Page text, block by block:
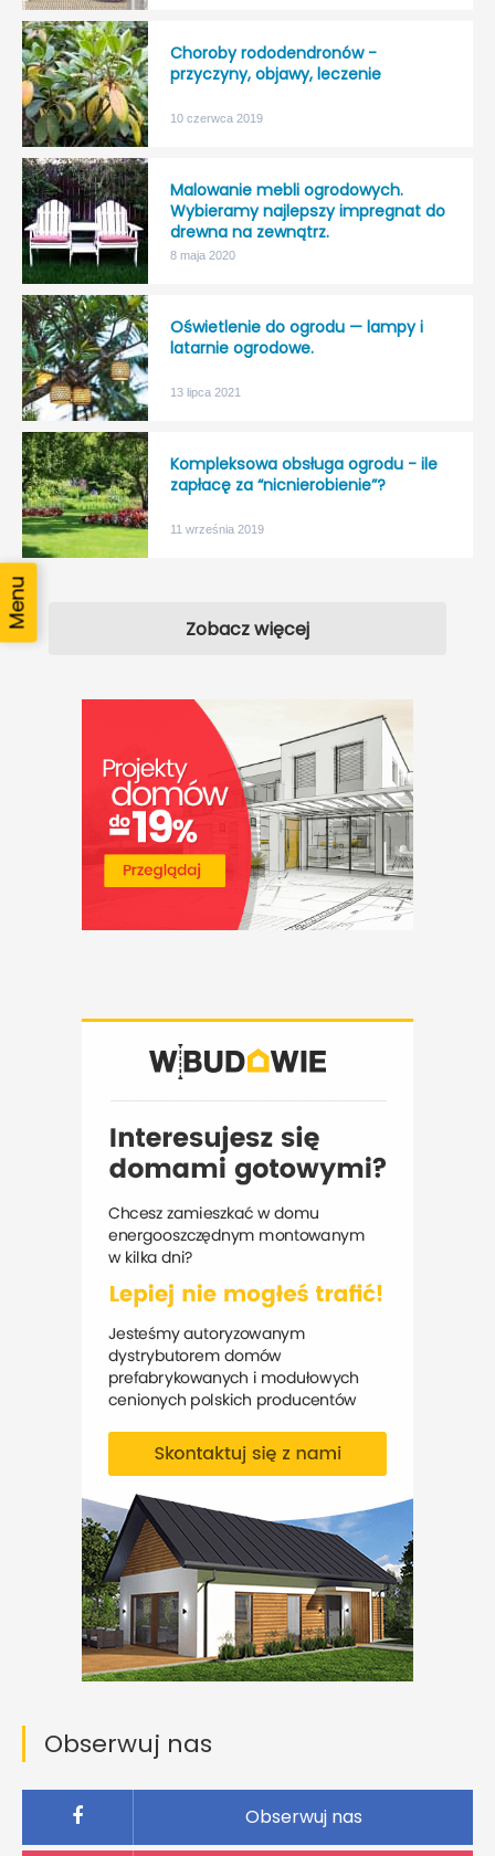
Choroby rododendronów -
przyczyny, objawy, leczenie
10 czerwca 2019
Malowanie mebli ogrodowych.
Wybieramy najlepszy impregnat do
drewna na zewnątrz.
8 maja 2020
Oświetlenie do ogrodu — lampy i
latarnie ogrodowe.
13 lipca 2021
Kompleksowa obsługa ogrodu - ile
zapłacę za “nicnierobienie”?
11 września 2019
Zobacz więcej
Obserwuj nas
Obserwuj nas